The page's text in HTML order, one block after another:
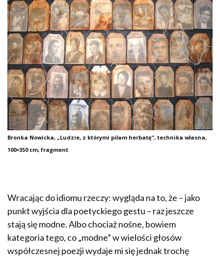
Bronka Nowicka, „Ludzie, z którymi piłam herbatę”, technika własna,
100×350 cm, fragment
Wracając do idiomu rzeczy: wygląda na to, że – jako
punkt wyjścia dla poetyckiego gestu – raz jeszcze
stają się modne. Albo chociaż nośne, bowiem
kategoria tego, co „modne” w wielości głosów
współczesnej poezji wydaje mi się jednak trochę